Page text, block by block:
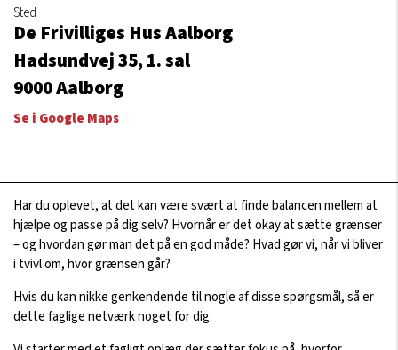
Sted
De Frivilliges Hus Aalborg
Hadsundvej 35, 1. sal
9000Aalborg
Se i Google Maps
Har du oplevet, at det kan være svært at finde balancen mellem at
hjælpe og passe på dig selv? Hvornår er det okay at sætte grænser
– og hvordan gør man det på en god måde? Hvad gør vi, når vi bliver
i tvivl om, hvor grænsen går?
Hvis du kan nikke genkendende til nogle af disse spørgsmål, så er
dette faglige netværk noget for dig.